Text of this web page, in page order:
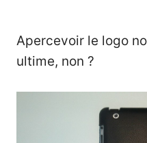
Apercevoir le logo
ultime, non ?